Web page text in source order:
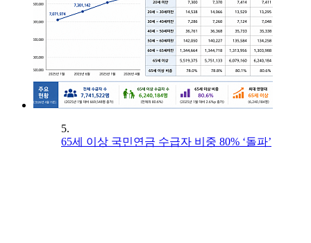
5.
65세 이상 국민연금 수급자 비중 80% ‘돌파’